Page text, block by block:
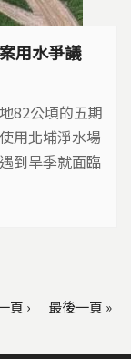
用水爭議
82公頃的五期
用北埔淨水場
到旱季就面臨
憂心缺水問
頁 › 最後一頁 »